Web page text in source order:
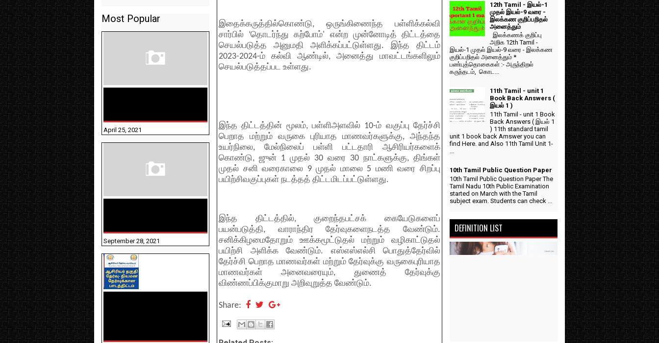
இதைக்கருத்தில்கொண்டு, ஒருங்கிணைந்த பள்ளிக்கல்வி
சார்பில் ‘தொடர்ந்து கற்போம்' என்ற முன்னோடித் திட்டத்தை
செயல்படுத்த அனுமதி அளிக்கப்பட்டுள்ளது. இந்த திட்டம்
2023-2024-ம் கல்வி ஆண்டில், அனைத்து மாவட்டங்களிலும்
செயல்படுத்தப்பட உள்ளது.
இந்த திட்டத்தின் மூலம், பள்ளிஅளவில் 10-ம் வகுப்பு தேர்ச்சி
பெறாத மற்றும் வருகை புரியாத மாணவர்களுக்கு, அந்தந்த
உயர்நிலை, மேல்நிலைப் பள்ளி பட்டதாரி ஆசிரியர்களைக்
கொண்டு, ஜுன் 1 முதல் 30 வரை 30 நாட்களுக்கு, திங்கள்
முதல் சனி வரைகாலை 9 முதல் மாலை 5 மணி வரை சிறப்பு
பயிற்சிவகுப்புகள் நடத்தத் திட்டமிடப்பட்டுள்ளது.
இந்த திட்டத்தில், குறைந்தபட்சக் கையேடுகளைப்
பயன்படுத்தி, வாராந்திர தேர்வுகளைநடத்த வேண்டும்.
சனிக்கிழமைதோறும் ஊக்கமூட்டுதல் மற்றும் வழிகாட்டுதல்
பயிற்சி அளிக்க வேண்டும். எஸ்எஸ்எல்சி பொதுத்தேர்வில்
தேர்ச்சி பெறாத மாணவர்கள் மற்றும் தேர்வுக்கு வருகைபுரியாத
மாணவர்கள் அனைவரையும், துணைத் தேர்வுக்கு
விண்ணப்பிக்குமாறு அறிவுறுத்த வேண்டும்.
Share:
Most Popular
April 25, 2021
September 28, 2021
12th Tamil - இயல்-1
முதல் இயல்-9 வரை -
இலக்கண குறிப்பறிதல்
அனைத்தும்
இலக்கணக் குறிப்பு
அறிக 12th Tamil -
இயல்-1 முதல் இயல்-9 வரை - இலக்கண
குறிப்பறிதல் அனைத்தும் *
பண்புத்தொகைகள் :- அருந்திறல்
கருந்தடம், கொட...
11th Tamil - unit 1
Book Back Answers (
இயல் 1 )
11th Tamil - unit 1 Book
Back Answers ( இயல் 1
) 11th standard tamil
unit 1 book back Amswer you can
find Here. and Also 11th Tamil Unit 1-
10th Tamil Public Question Paper
10th Tamil Public Question Paper The
Tamil Nadu 10th Public Examination
started on March with the Tamil
subject exam. Students can check ...
DEFINITION LIST